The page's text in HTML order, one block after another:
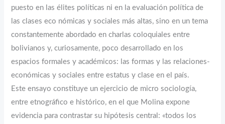
puesto en las élites políticas ni en la evaluación política de
las clases eco nómicas y sociales más altas, sino en un tema
constantemente abordado en charlas coloquiales entre
bolivianos y, curiosamente, poco desarrollado en los
espacios formales y académicos: las formas y las relaciones-
económicas y sociales entre estatus y clase en el país.
Este ensayo constituye un ejercicio de micro sociología,
entre etnográfico e histórico, en el que Molina expone
evidencia para contrastar su hipótesis central: «todos los